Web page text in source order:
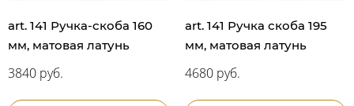
art. 141 Ручка-скоба 160
мм, матовая латунь
3840 руб.
art. 141 Ручка скоба 195
мм, матовая латунь
4680 руб.